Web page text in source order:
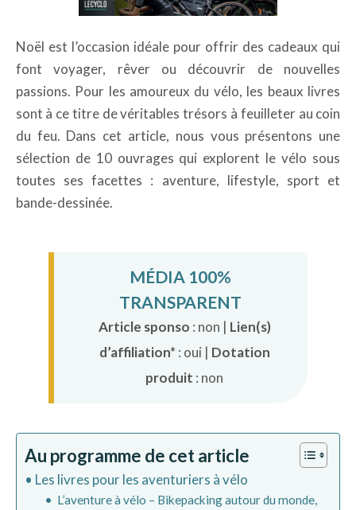
Noël est l’occasion idéale pour offrir des cadeaux qui
font voyager, rêver ou découvrir de nouvelles
passions. Pour les amoureux du vélo, les beaux livres
sont à ce titre de véritables trésors à feuilleter au coin
du feu. Dans cet article, nous vous présentons une
sélection de 10 ouvrages qui explorent le vélo sous
toutes ses facettes : aventure, lifestyle, sport et
bande-dessinée.
MÉDIA 100%
TRANSPARENT
Article sponso : non | Lien(s)
d’affiliation* : oui | Dotation
produit : non
Au programme de cet article
Les livres pour les aventuriers à vélo
L’aventure à vélo – Bikepacking autour du monde,